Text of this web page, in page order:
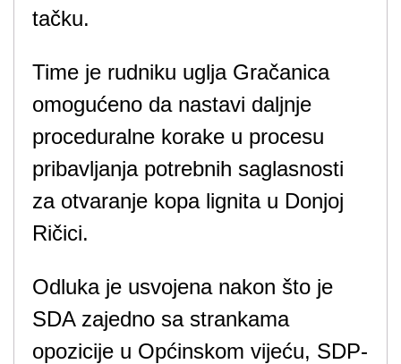
tačku.
Time je rudniku uglja Gračanica
omogućeno da nastavi daljnje
proceduralne korake u procesu
pribavljanja potrebnih saglasnosti
za otvaranje kopa lignita u Donjoj
Ričici.
Odluka je usvojena nakon što je
SDA zajedno sa strankama
opozicije u Općinskom vijeću, SDP-